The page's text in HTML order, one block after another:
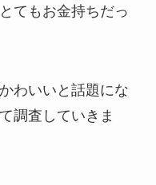
てもお金持ちだっ
わいいと話題にな
調査していきま